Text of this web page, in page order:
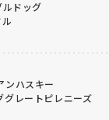
ルドッグ
ンハスキー
グレートピレニーズ